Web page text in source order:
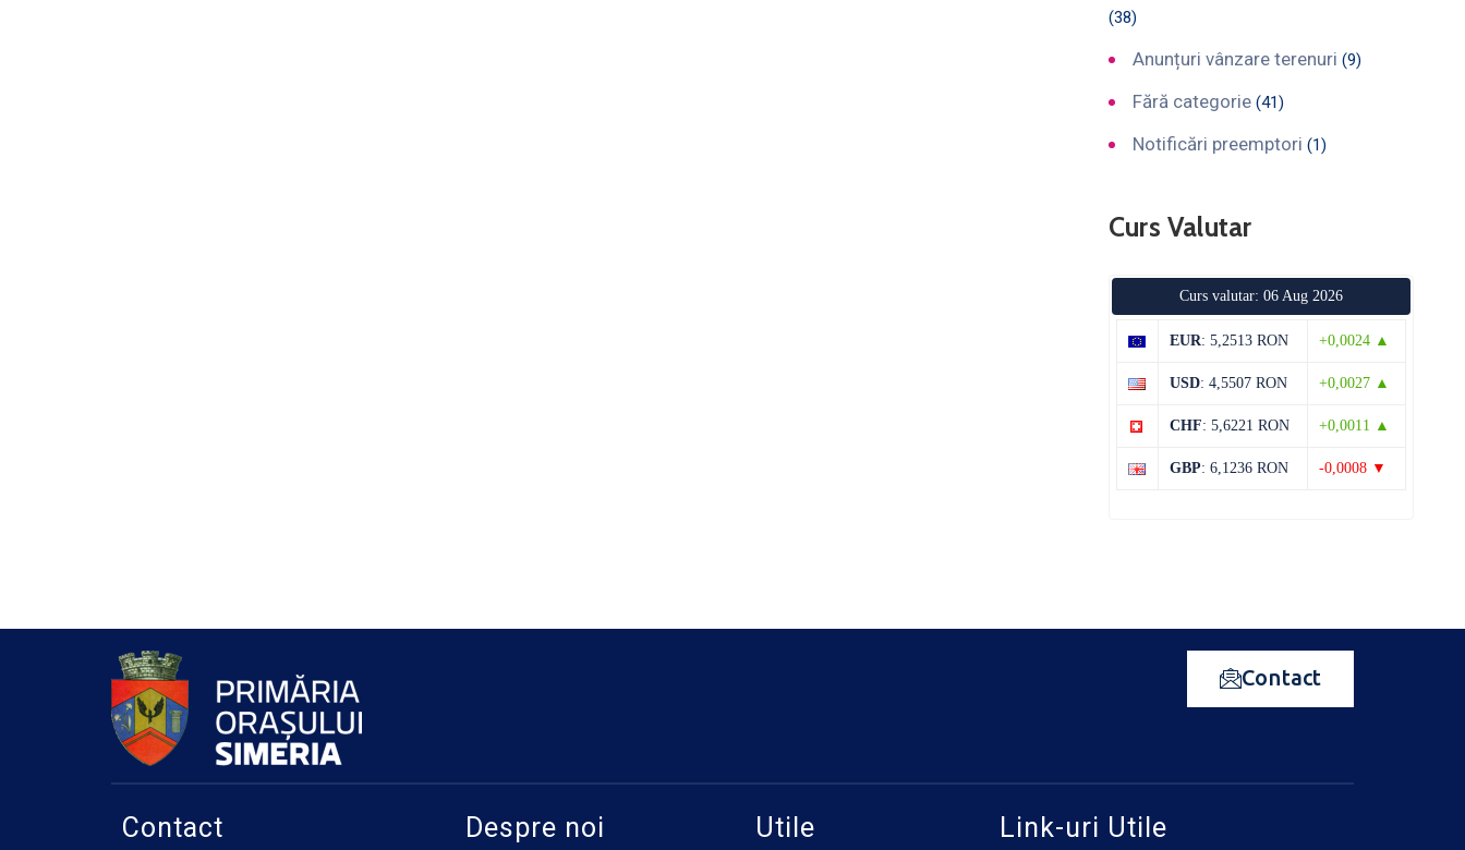
(38)
Anunțuri vânzare terenuri (9)
Fără categorie (41)
Notificări preemptori (1)
Curs Valutar
Curs valutar: 06 Aug 2026
EUR: 5,2513 RON +0,0024 ▲
USD: 4,5507 RON +0,0027 ▲
CHF: 5,6221 RON +0,0011 ▲
GBP: 6,1236 RON -0,0008 ▼
Contact
Contact Despre noi Utile Link-uri Utile